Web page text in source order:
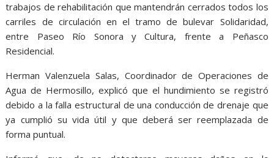
trabajos de rehabilitación que mantendrán cerrados todos los
carriles de circulación en el tramo de bulevar Solidaridad,
entre Paseo Río Sonora y Cultura, frente a Peñasco
Residencial.
Herman Valenzuela Salas, Coordinador de Operaciones de
Agua de Hermosillo, explicó que el hundimiento se registró
debido a la falla estructural de una conducción de drenaje que
ya cumplió su vida útil y que deberá ser reemplazada de
forma puntual.